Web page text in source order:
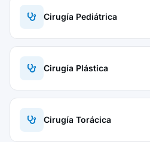
Cirugía Pediátrica
Cirugía Plástica
Cirugía Torácica